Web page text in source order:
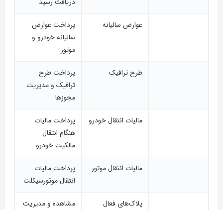
عوارض سالیانه
پرداخت عوارض
سالیانه خودرو و
موتور
طرح ترافیک
پرداخت طرح
ترافیک و مدیریت
مجوزها
مالیات انتقال خودرو
پرداخت مالیات
هنگام انتقال
مالکیت خودرو
مالیات انتقال موتور
پرداخت مالیات
انتقال موتورسیکلت
پلاک‌های فعال
مشاهده و مدیریت